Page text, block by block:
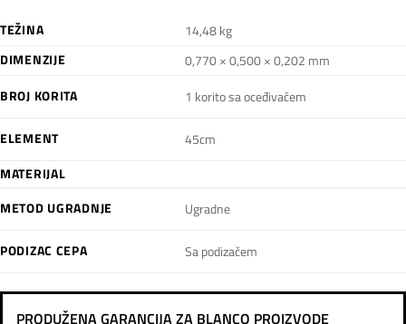
TEŽINA
14,48 kg
DIMENZIJE
0,770 × 0,500 × 0,202 mm
BROJ KORITA
1 korito sa oceđivačem
ELEMENT
45cm
MATERIJAL
METOD UGRADNJE
Ugradne
PODIZAC CEPA Sa podizačem
PRODUŽENA GARANCIJA ZA BLANCO PROIZVODE